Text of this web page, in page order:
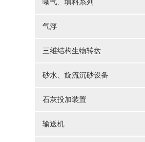
曝气、填料系列
气浮
三维结构生物转盘
砂水、旋流沉砂设备
石灰投加装置
输送机